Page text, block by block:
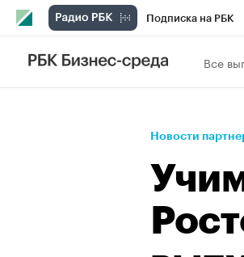
Подписка на РБК
Телеканал
Спецпроекты
Все
Новости